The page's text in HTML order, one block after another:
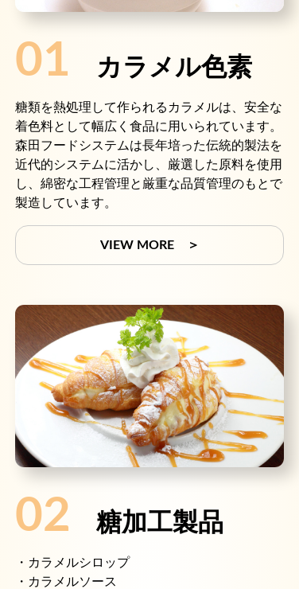
01 カラメル色素
糖類を熱処理して作られるカラメルは、安全な
着色料として幅広く食品に用いられています。
森田フードシステムは長年培った伝統的製法を
近代的システムに活かし、厳選した原料を使用
し、綿密な工程管理と厳重な品質管理のもとで
製造しています。
VIEW MORE ＞
02 糖加工製品
・カラメルシロップ
・カラメルソース